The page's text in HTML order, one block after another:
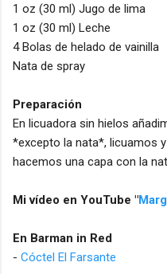
1 oz (30 ml) Jugo de lima
1 oz (30 ml) Leche
4 Bolas de helado de vainilla
Nata de spray
Preparación
En licuadora sin hielos
*excepto la nata*, licuamos
hacemos una capa con la
Mi vídeo en YouTube "
En Barman in Red
- Cóctel El Farsante